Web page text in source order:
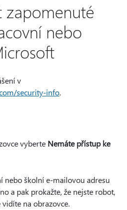
zapomenuté
nebo
v
security-info.
vyberte Nemáte přístup ke
nebo školní e-mailovou adresu
a pak prokažte, že nejste robot,
na obrazovce.